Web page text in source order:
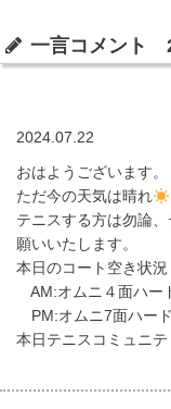
一言コメント
2024.07.22
おはようございま
ただ今の天気は晴れ
テニスする方は勿論
願いいたします。
本日のコート空き状況
AM:オムニ４面ハー
PM:オムニ7面ハー
本日テニスコミュニ